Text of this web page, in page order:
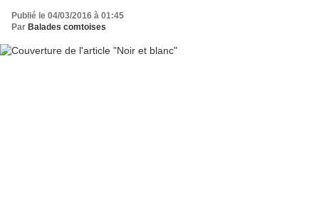
Publié le 04/03/2016 à 01:45
Par Balades comtoises